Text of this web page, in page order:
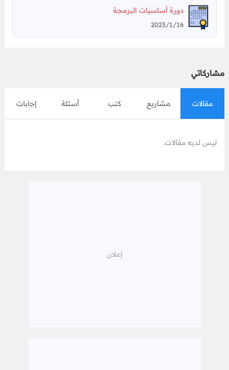
دورة أساسيات البرمجة
2023/1/16
مشاركاتي
مقالات مشاريع كتب أسئلة إجابات
ليس لديه مقالات.